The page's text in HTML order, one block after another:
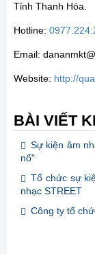
Tỉnh Thanh Hóa.
Hotline:
Email:
Website: http://
BÀI VIẾT
Sự kiện âm
nổ"
Tổ chức sự
nhạc STREET
Công ty tổ